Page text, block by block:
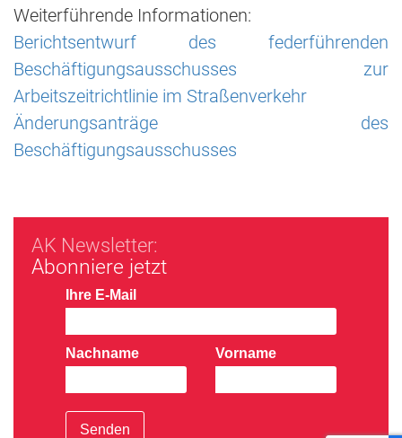
Weiterführende Informationen:
Berichtsentwurf des federführenden
Beschäftigungsausschusses zur
Arbeitszeitrichtlinie im Straßenverkehr
Änderungsanträge des
Beschäftigungsausschusses
AK Newsletter:
Abonniere jetzt
Ihre E-Mail
Nachname Vorname
Senden